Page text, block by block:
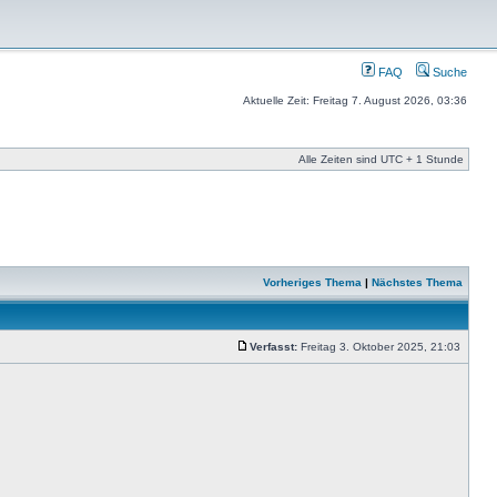
FAQ Suche
Aktuelle Zeit: Freitag 7. August 2026, 03:36
Alle Zeiten sind UTC + 1 Stunde
Vorheriges Thema | Nächstes Thema
Verfasst: Freitag 3. Oktober 2025, 21:03